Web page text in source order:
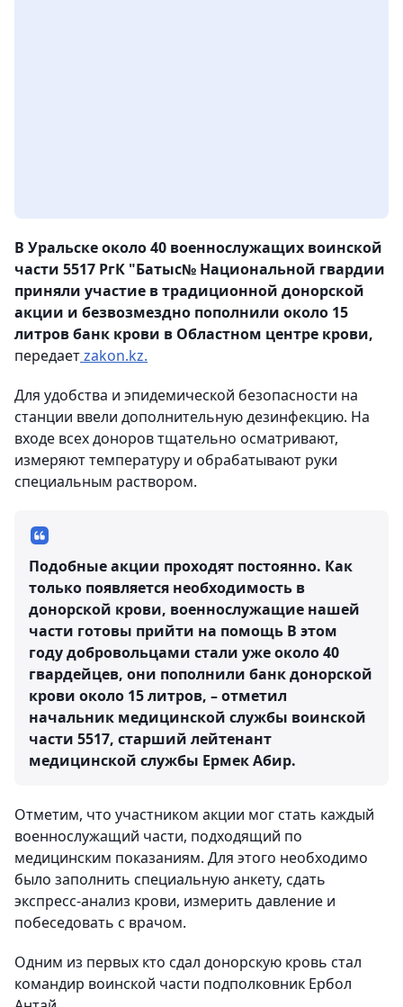
В Уральске около 40 военнослужащих воинской
части 5517 РгК "Батыс№ Национальной гвардии
приняли участие в традиционной донорской
акции и безвозмездно пополнили около 15
литров банк крови в Областном центре крови,
передаетzakon.kz.
Для удобства и эпидемической безопасности на
станции ввели дополнительную дезинфекцию. На
входе всех доноров тщательно осматривают,
измеряют температуру и обрабатывают руки
специальным раствором.
Подобные акции проходят постоянно. Как
только появляется необходимость в
донорской крови, военнослужащие нашей
части готовы прийти на помощь В этом
году добровольцами стали уже около 40
гвардейцев, они пополнили банк донорской
крови около 15 литров, – отметил
начальник медицинской службы воинской
части 5517, старший лейтенант
медицинской службы Ермек Абир.
Отметим, что участником акции мог стать каждый
военнослужащий части, подходящий по
медицинским показаниям. Для этого необходимо
было заполнить специальную анкету, сдать
экспресс-анализ крови, измерить давление и
побеседовать с врачом.
Одним из первых кто сдал донорскую кровь стал
командир воинской части подполковник Ербол